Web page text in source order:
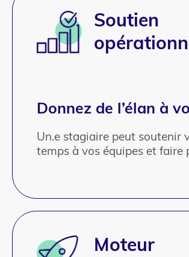
Soutien
Donnez de l’élan à
Un.e stagiaire peut soutenir
temps à vos équipes et faire
Moteur